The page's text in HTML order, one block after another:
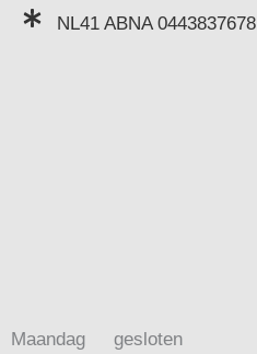
NL41 ABNA 0443837678
Maandag
gesloten